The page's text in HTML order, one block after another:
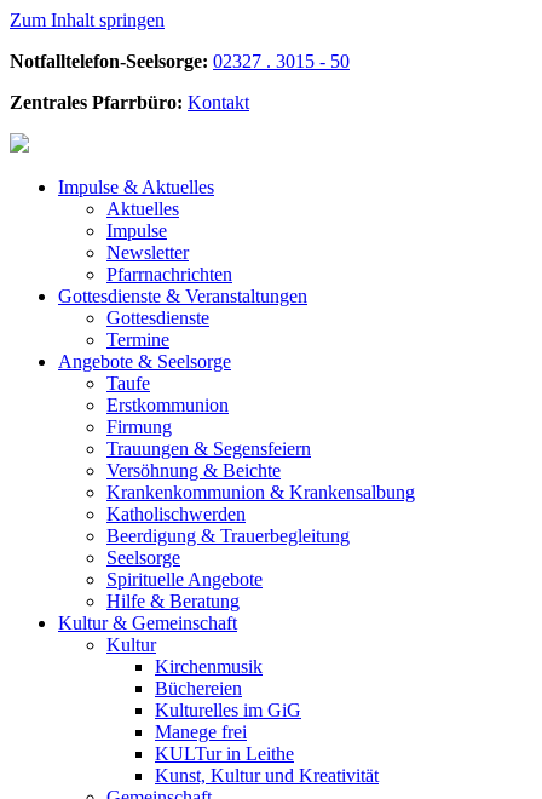
Zum Inhalt springen
Notfalltelefon-Seelsorge: 02327 . 3015 - 50
Zentrales Pfarrbüro: Kontakt
Impulse & Aktuelles
Aktuelles
Impulse
Newsletter
Pfarrnachrichten
Gottesdienste & Veranstaltungen
Gottesdienste
Termine
Angebote & Seelsorge
Taufe
Erstkommunion
Firmung
Trauungen & Segensfeiern
Versöhnung & Beichte
Krankenkommunion & Krankensalbung
Katholischwerden
Beerdigung & Trauerbegleitung
Seelsorge
Spirituelle Angebote
Hilfe & Beratung
Kultur & Gemeinschaft
Kultur
Kirchenmusik
Büchereien
Kulturelles im GiG
Manege frei
KULTur in Leithe
Kunst, Kultur und Kreativität